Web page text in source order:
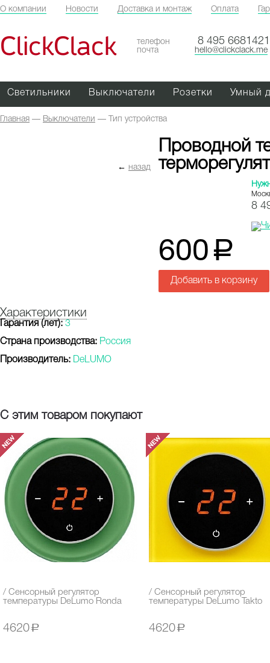
О компании Новости Доставка и монтаж Оплата
ClickClack телефон 8 495 6681421
почта hello@clickclack.me
Светильники Выключатели Розетки Умный
Главная — Выключатели — Тип устройства
← назад
Проводной
8
600 a
Добавить в корзину
Характеристики
Гарантия (лет): 3
Страна производства: Россия
Производитель: DeLUMO
С этим товаром покупают
/ Сенсорный регулятор
температуры DeLumo Ronda
4620 a
/ Сенсорный регулятор
температуры DeLumo Takto
4620 a